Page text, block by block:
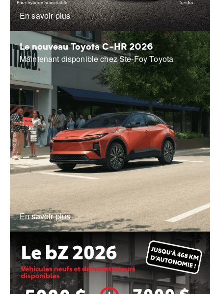
En savoir plus
Le nouveau Toyota C-HR 2026
Maintenant disponible chez Ste-Foy Toyota
En savoir plus